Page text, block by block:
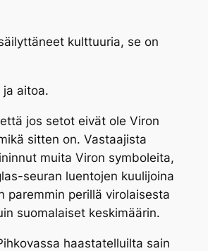
kulttuuria, se on
ja aitoa.
jos setot eivät ole Viron
sitten on. Vastaajista
muita Viron symboleita,
seuran luentojen kuulijoina
paremmin perillä virolaisesta
suomalaiset keskimäärin.
haastatelluilta sain